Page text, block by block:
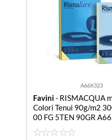
A66X323
Favini- RISMACQUA
Colori Tenui 90g/m2
00 FG 5TEN 90GR
MACQUA MIX A3
0GR